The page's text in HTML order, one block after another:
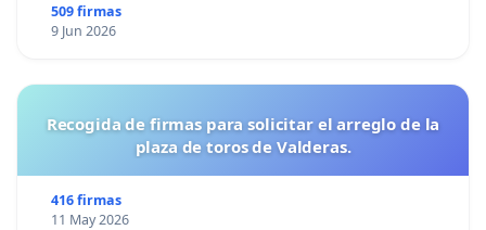
509 firmas
9 Jun 2026
Recogida de firmas para solicitar el arreglo de la
plaza de toros de Valderas.
416 firmas
11 May 2026